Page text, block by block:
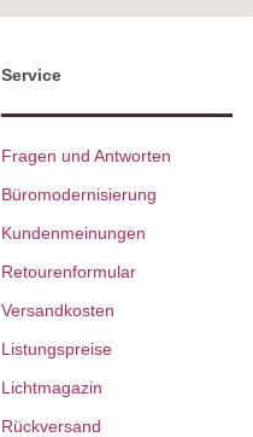
Service
Fragen und Antworten
Büromodernisierung
Kundenmeinungen
Retourenformular
Versandkosten
Listungspreise
Lichtmagazin
Rückversand